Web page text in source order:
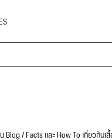
Blog / Facts และ How To เกี่ยวกั